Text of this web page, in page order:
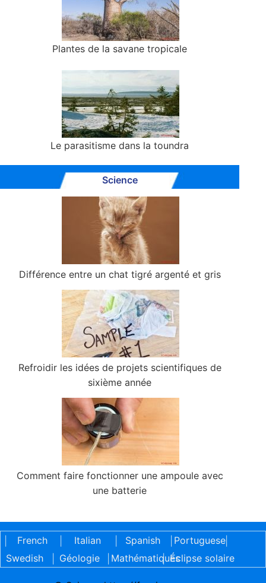
Plantes de la savane tropicale
Le parasitisme dans la toundra
Science
Différence entre un chat tigré argenté et gris
Refroidir les idées de projets scientifiques de
sixième année
Comment faire fonctionner une ampoule avec
une batterie
French Italian Spanish Portuguese|
Swedish
Géologie Mathématiques
| Éclipse solaire